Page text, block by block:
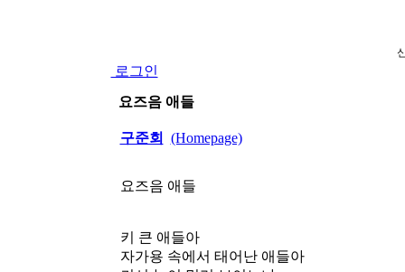
로그인
요즈음 애들
구준회 (Homepage)
요즈음 애들
키 큰 애들아
자가용 속에서 태어난 애들아